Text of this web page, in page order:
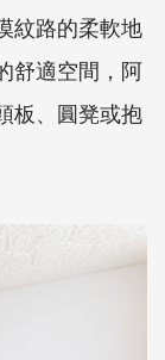
紋路的柔軟地
舒適空間，阿
板、圓凳或抱